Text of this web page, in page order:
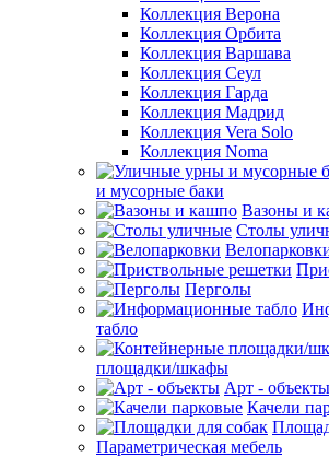
Коллекция Верона
Коллекция Орбита
Коллекция Варшава
Коллекция Сеул
Коллекция Гарда
Коллекция Мадрид
Коллекция Vera Solo
Коллекция Noma
и мусорные баки
Вазоны и
Столы
Перголы
табло
площадки/шкафы
Арт - объекты
Качели
Параметрическая мебель